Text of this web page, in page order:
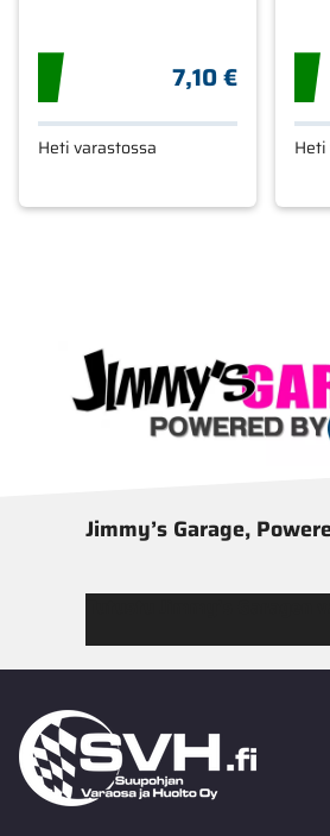
7,10 €
Heti varastossa
Jimmy’s Garage,